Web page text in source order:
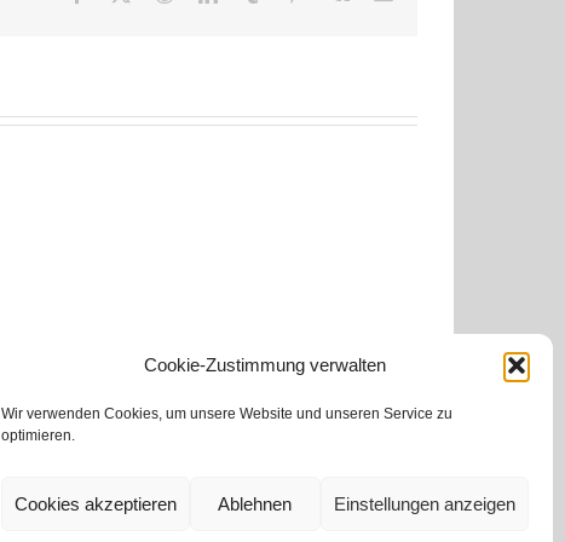
Cookie-Zustimmung verwalten
Wir verwenden Cookies, um unsere Website und unseren Service zu
optimieren.
Cookies akzeptieren Ablehnen Einstellungen anzeigen